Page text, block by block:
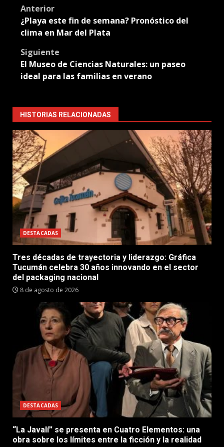
Post
navigation
Anterior
¿Playa este fin de semana? Pronóstico del
clima en Mar del Plata
Siguiente
El Museo de Ciencias Naturales: un paseo
ideal para las familias en verano
HISTORIAS RELACIONADAS
DESTACADAS
Tres décadas de trayectoria y liderazgo: Gráfica
Tucumán celebra 30 años innovando en el sector
del packaging nacional
8 de agosto de 2026
DESTACADAS
“La Javalí” se presenta en Cuatro Elementos: una
obra sobre los límites entre la ficción y la realidad